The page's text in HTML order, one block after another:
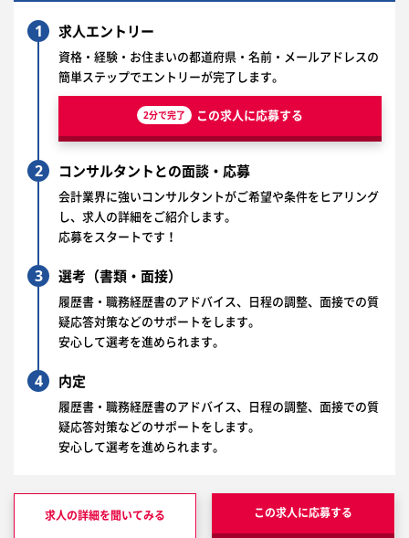
1 求人エントリー
資格・経験・お住まいの都道府県・名前・メールアドレスの
簡単ステップでエントリーが完了します。
2分で完了 この求人に応募する
2 コンサルタントとの面談・応募
会計業界に強いコンサルタントがご希望や条件をヒアリング
し、求人の詳細をご紹介します。
応募をスタートです！
3 選考（書類・面接）
履歴書・職務経歴書のアドバイス、日程の調整、面接での質
疑応答対策などのサポートをします。
安心して選考を進められます。
4 内定
履歴書・職務経歴書のアドバイス、日程の調整、面接での質
疑応答対策などのサポートをします。
安心して選考を進められます。
求人の詳細を聞いてみる この求人に応募する